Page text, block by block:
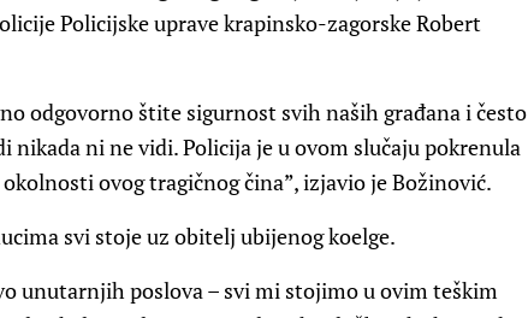
Policijske uprave krapinsko-zagorske Robert
odgovorno štite sigurnost svih naših građana i često
nikada ni ne vidi. Policija je u ovom slučaju pokrenula
ovog tragičnog čina”, izjavio je Božinović.
svi stoje uz obitelj ubijenog koelge.
unutarnjih poslova – svi mi stojimo u ovim teškim